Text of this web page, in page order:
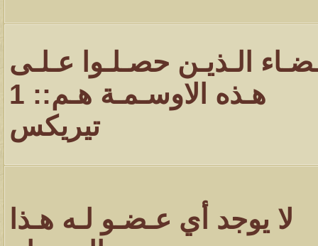
الـذيـن حصـلـوا عـلـى
هـذه الاوسـمـة هـم:: 1
تيريكس
لا يوجد أي عـضـو لـه هـذا